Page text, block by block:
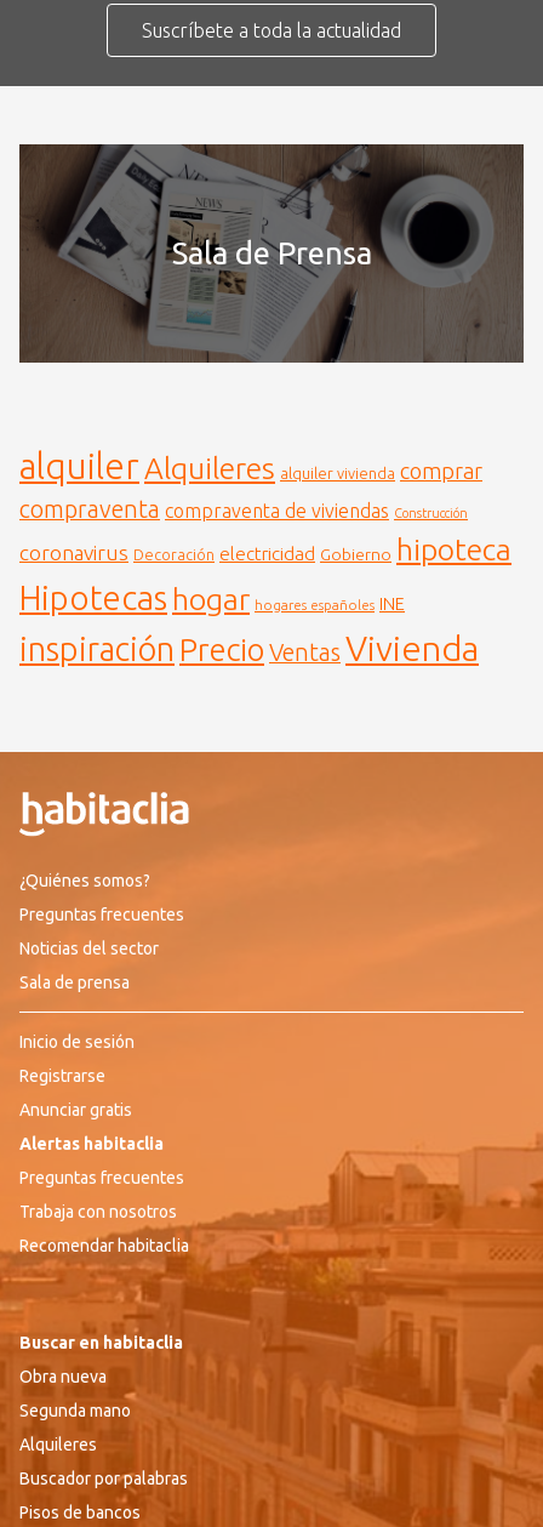
Suscríbete a toda la actualidad
Sala de Prensa
alquilerAlquileres alquiler vivienda comprar
compraventa compraventa de viviendas Construcción
coronavirus Decoración electricidad Gobierno hipoteca
Hipotecas hogar hogares españoles INE
inspiración Precio Ventas Vivienda
¿Quiénes somos?
Preguntas frecuentes
Noticias del sector
Sala de prensa
Inicio de sesión
Registrarse
Anunciar gratis
Alertas habitaclia
Preguntas frecuentes
Trabaja con nosotros
Recomendar habitaclia
Buscar en habitaclia
Obra nueva
Segunda mano
Alquileres
Buscador por palabras
Pisos de bancos